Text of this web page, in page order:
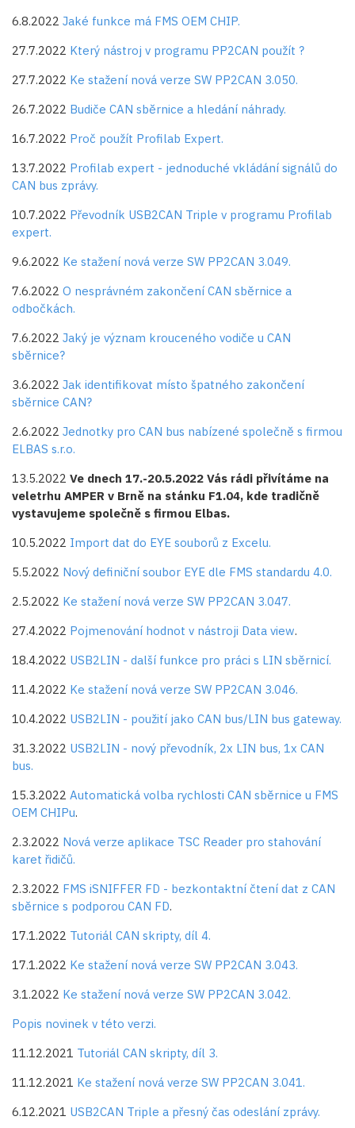
6.8.2022 Jaké funkce má FMS OEM CHIP.
27.7.2022 Který nástroj v programu PP2CAN použít ?
27.7.2022 Ke stažení nová verze SW PP2CAN 3.050.
26.7.2022 Budiče CAN sběrnice a hledání náhrady.
16.7.2022 Proč použít Profilab Expert.
13.7.2022 Profilab expert - jednoduché vkládání signálů do
CAN bus zprávy.
10.7.2022 Převodník USB2CAN Triple v programu Profilab
expert.
9.6.2022 Ke stažení nová verze SW PP2CAN 3.049.
7.6.2022 O nesprávném zakončení CAN sběrnice a
odbočkách.
7.6.2022 Jaký je význam krouceného vodiče u CAN
sběrnice?
3.6.2022 Jak identifikovat místo špatného zakončení
sběrnice CAN?
2.6.2022 Jednotky pro CAN bus nabízené společně s firmou
ELBAS s.r.o.
13.5.2022 Ve dnech 17.-20.5.2022 Vás rádi přivítáme na
veletrhu AMPER v Brně na stánku F1.04, kde tradičně
vystavujeme společně s firmou Elbas.
10.5.2022 Import dat do EYE souborů z Excelu.
5.5.2022 Nový definiční soubor EYE dle FMS standardu 4.0.
2.5.2022 Ke stažení nová verze SW PP2CAN 3.047.
27.4.2022 Pojmenování hodnot v nástroji Data view.
18.4.2022 USB2LIN - další funkce pro práci s LIN sběrnicí.
11.4.2022 Ke stažení nová verze SW PP2CAN 3.046.
10.4.2022 USB2LIN - použití jako CAN bus/LIN bus gateway.
31.3.2022 USB2LIN - nový převodník, 2x LIN bus, 1x CAN
bus.
15.3.2022 Automatická volba rychlosti CAN sběrnice u FMS
OEM CHIPu.
2.3.2022 Nová verze aplikace TSC Reader pro stahování
karet řidičů.
2.3.2022 FMS iSNIFFER FD - bezkontaktní čtení dat z CAN
sběrnice s podporou CAN FD.
17.1.2022 Tutoriál CAN skripty, díl 4.
17.1.2022 Ke stažení nová verze SW PP2CAN 3.043.
3.1.2022 Ke stažení nová verze SW PP2CAN 3.042.
Popis novinek v této verzi.
11.12.2021 Tutoriál CAN skripty, díl 3.
11.12.2021 Ke stažení nová verze SW PP2CAN 3.041.
6.12.2021 USB2CAN Triple a přesný čas odeslání zprávy.